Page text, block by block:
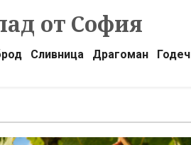
от София
Сливница Драгоман Годеч